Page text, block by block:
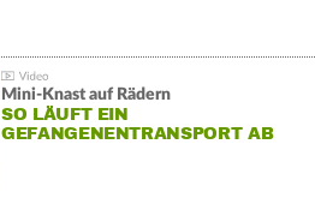
Mini-Knast auf Rädern
SO LÄUFT EIN
GEFANGENENTRANSPORT AB